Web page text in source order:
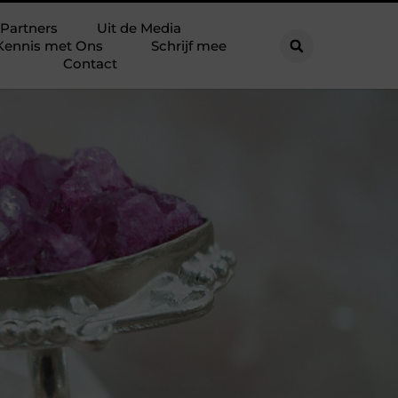
Partners
Uit de Media
met Ons
Schrijf mee
Contact